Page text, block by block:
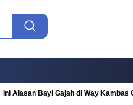
Ini Alasan Bayi Gajah di Way Kambas